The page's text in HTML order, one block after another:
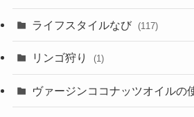
ライフスタイルなび (117)
リンゴ狩り (1)
ヴァージンココナッツオイルの